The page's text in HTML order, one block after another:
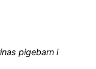
pigebarn i